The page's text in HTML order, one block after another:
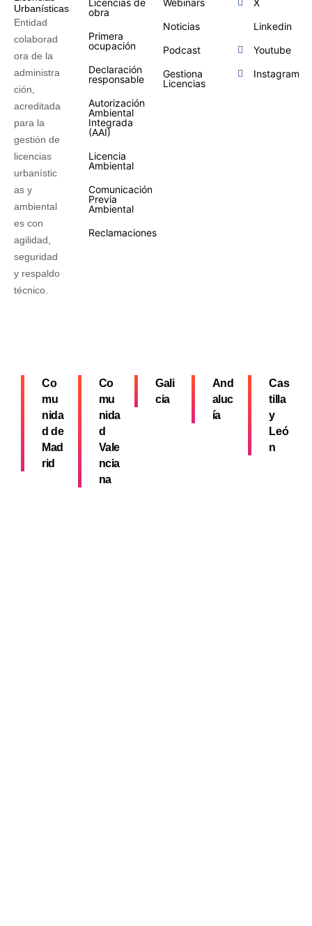
Entidad
colaborad
ora de la
administra
ción,
acreditada
para la
gestión de
licencias
urbanístic
as y
ambiental
es con
agilidad,
seguridad
y respaldo
técnico.
Licencias de
obra
Primera
ocupación
Declaración
responsable
Autorización
Ambiental
Integrada
(AAI)
Licencia
Ambiental
Comunicación
Previa
Ambiental
Reclamaciones
Webinars
Noticias
Podcast
Gestiona
Licencias
X
Linkedin
Youtube
Instagram
Co
mu
nida
d de
Mad
rid
Co
mu
nida
d
Vale
ncia
na
Gali
cia
And
aluc
ía
Cas
tilla
y
Leó
n